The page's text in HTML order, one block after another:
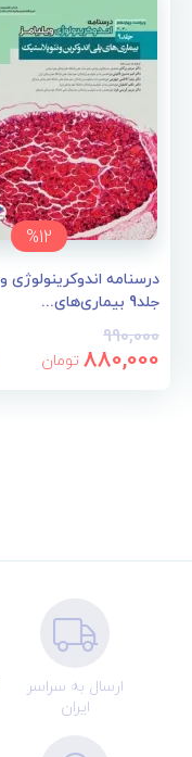
%12
جلد9 بیماری‌های...
990,000
880,000 تومان
ارسال به سراسر
ایران